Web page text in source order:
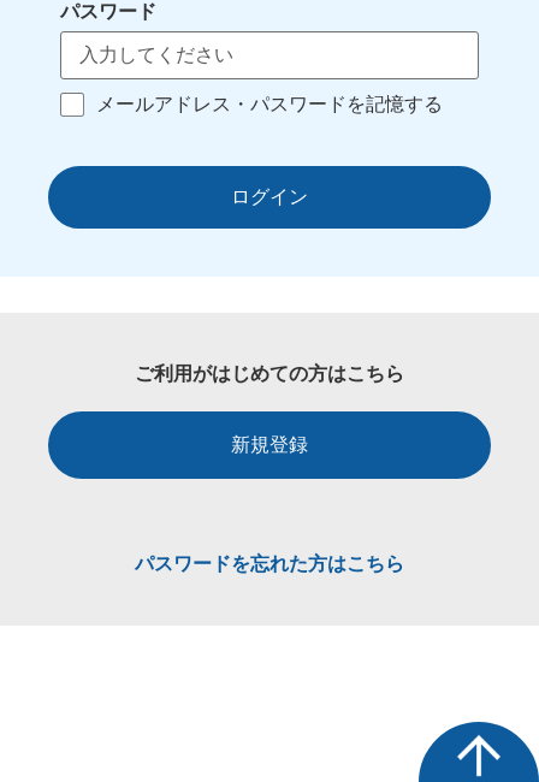
パスワード
メールアドレス・パスワードを記憶する
ログイン
ご利用がはじめての方はこちら
新規登録
パスワードを忘れた方はこちら